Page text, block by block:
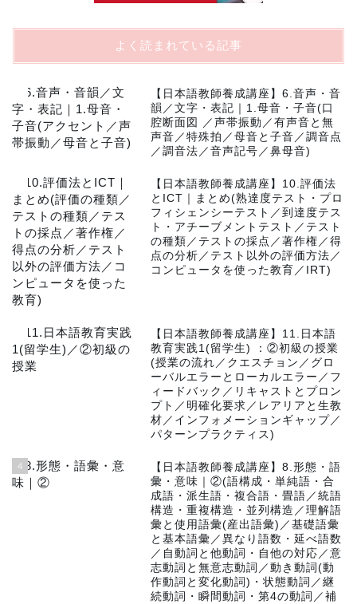
よく読まれている記事
【日本語教師養成講座】6.音声・音
韻／文字・表記｜1.母音・子音(口
腔断面図 ／声帯振動／有声音と無
声音／特殊拍／母音と子音／調音点
／調音法／音声記号／鼻母音)
【日本語教師養成講座】10.評価法
とICT｜まとめ(熟達度テスト・プロ
フィシェンシーテスト／到達度テス
ト・アチーブメントテスト／テスト
の種類／テストの採点／著作権／得
点の分析／テスト以外の評価方法／
コンピュータを使った教育／IRT)
【日本語教師養成講座】11.日本語
教育実践1(留学生) ：②初級の授業
(授業の流れ／クエスチョン／グロ
ーバルエラーとローカルエラー／フ
ィードバック／リキャストとプロン
プト／明確化要求／レアリアと生教
材／インフォメーションギャップ／
パターンプラクティス)
4
【日本語教師養成講座】8.形態・語
彙・意味｜②(語構成・単純語・合
成語・派生語・複合語・畳語／統語
構造・重複構造・並列構造／理解語
彙と使用語彙(産出語彙)／基礎語彙
と基本語彙／異なり語数・延べ語数
／自動詞と他動詞・自他の対応／意
志動詞と無意志動詞／動き動詞(動
作動詞と変化動詞)・状態動詞／継
続動詞・瞬間動詞・第4の動詞／補